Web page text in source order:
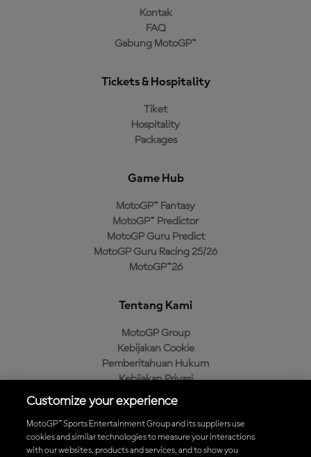
Kontak
FAQ
Gabung MotoGP™
Tickets & Hospitality
Tiket
Hospitality
Packages
Game Hub
MotoGP™ Fantasy
MotoGP™ Predictor
MotoGP Guru Predict
MotoGP Guru Racing 25/26
MotoGP™26
Tentang Kami
MotoGP Group
Kebijakan Cookie
Pemberitahuan Hukum
Kebijakan Privasi
Kebijakan Pembelian
Unduh Aplikasi Resmi MotoGP™
Customize your experience
MotoGP™ Sports Entertainment Group and its suppliers use
cookies and similar technologies to measure your interactions
with our websites, products and services, and to show you